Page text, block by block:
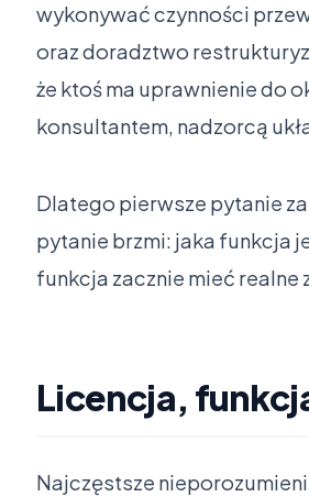
wykonywać czynności
oraz doradztwo
że ktoś ma uprawnienie do
konsultantem, nadzorcą
Dlatego pierwsze pytanie
pytanie brzmi: jaka funkcja
funkcja zacznie mieć realne
Licencja,
Najczęstsze